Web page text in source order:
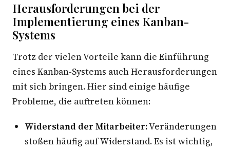
Herausforderungen bei der
Implementierung eines Kanban-
Systems
Trotz der vielen Vorteile kann die Einführung
eines Kanban-Systems auch Herausforderungen
mit sich bringen. Hier sind einige häufige
Probleme, die auftreten können:
Widerstand der Mitarbeiter:Veränderungen
stoßen häufig auf Widerstand. Es ist wichtig,